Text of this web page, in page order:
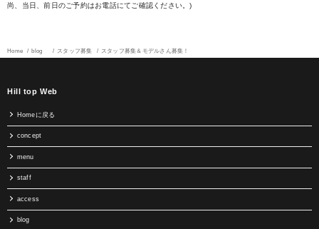
尚、当日、前日のご予約はお電話にてご確認ください。)
Home blog スタッフ募集 スタッフ募集＆モデルさん募集！
Hill top Web
Homeに戻る
concept
menu
staff
access
blog